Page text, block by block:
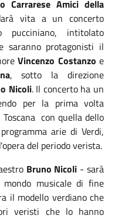
Carrarese Amici della
vita a un concerto
pucciniano, intitolato
saranno protagonisti il
Vincenzo Costanzo e
, sotto la direzione
Nicoli. Il concerto ha un
per la prima volta
con quella dello
arie di Verdi,
del periodo verista.
Bruno Nicoli - sarà
musicale di fine
il modello verdiano che
veristi che lo hanno